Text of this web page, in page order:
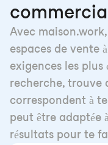
Avec
espaces de vente
exigences les plus
recherche, trouve
correspondent à
peut être adaptée
résultats pour te